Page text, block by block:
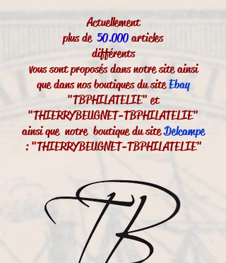
Actuellement
plus de50.000articles
différents
vous sont proposés dans notre site ainsi
que dans nos boutiques du siteEbay
"TBPHILATELIE" et
"THIERRYBEUGNET-TBPHILATELIE"
ainsi que notre boutique du siteDelcampe
: "THIERRYBEUGNET-TBPHILATELIE"